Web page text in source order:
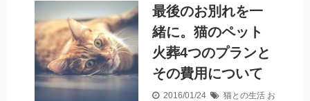
最後のお別れを一
緒に。猫のペット
火葬4つのプランと
その費用について
2016/01/24 猫との生活 お